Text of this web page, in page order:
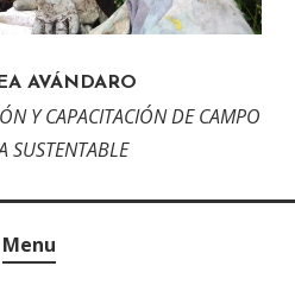
AVÁNDARO
Y CAPACITACIÓN DE CAMPO
SUSTENTABLE
Menu